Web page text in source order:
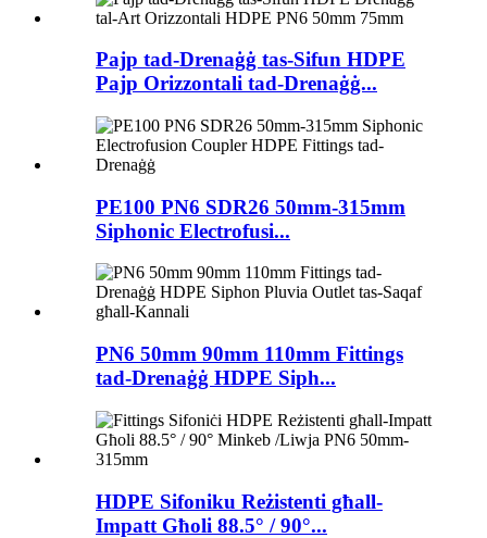
Pajp tad-Drenaġġ tas-Sifun HDPE
Pajp Orizzontali tad-Drenaġġ...
PE100 PN6 SDR26 50mm-315mm
Siphonic Electrofusi...
PN6 50mm 90mm 110mm Fittings
tad-Drenaġġ HDPE Siph...
HDPE Sifoniku Reżistenti għall-
Impatt Għoli 88.5° / 90°...